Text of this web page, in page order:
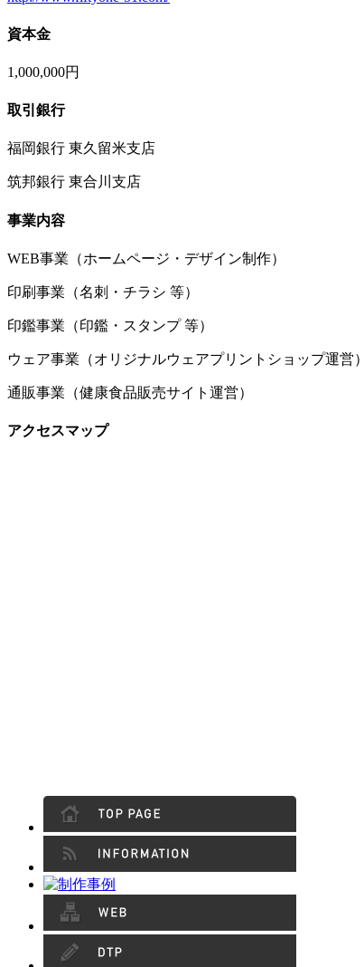
資本金
1,000,000円
取引銀行
福岡銀行 東久留米支店
筑邦銀行 東合川支店
事業内容
WEB事業（ホームページ・デザイン制作）
印刷事業（名刺・チラシ 等）
印鑑事業（印鑑・スタンプ 等）
ウェア事業（オリジナルウェアプリントショップ運営）
通販事業（健康食品販売サイト運営）
アクセスマップ